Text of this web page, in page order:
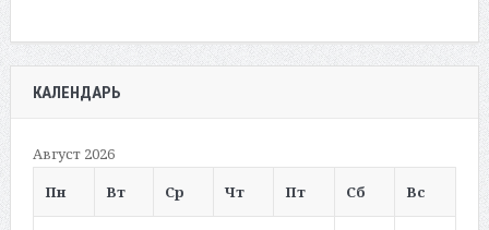
КАЛЕНДАРЬ
Август 2026
Пн
Вт Ср Чт Пт Сб Вс